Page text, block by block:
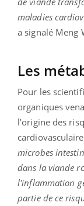
maladies
a signalé Meng
Les
Pour les
organiques
l’origine des
microbes
dans la viande
l'inflammation
partie de ce